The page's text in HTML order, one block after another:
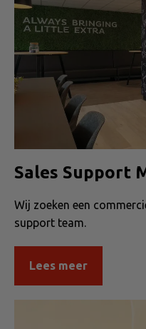
Sales Support
Wij zoeken een
support team.
Lees meer